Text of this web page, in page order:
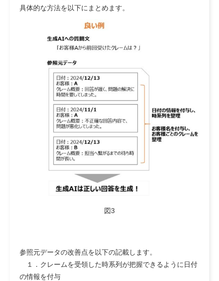
具体的な方法を以下にまとめます。
図3
参照元データの改善点を以下の記載します。
１．クレームを受領した時系列が把握できるように日付
の情報を付与